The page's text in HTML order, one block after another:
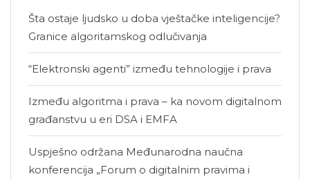
Šta ostaje ljudsko u doba vještačke inteligencije?
Granice algoritamskog odlučivanja
“Elektronski agenti” između tehnologije i prava
Između algoritma i prava – ka novom digitalnom
građanstvu u eri DSA i EMFA
Uspješno održana Međunarodna naučna
konferencija „Forum o digitalnim pravima i